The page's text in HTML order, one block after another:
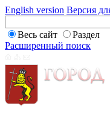
English version Версия
Весь сайт
Раздел
Расширенный поиск